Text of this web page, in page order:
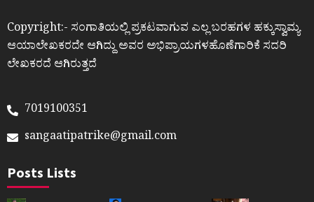
Copyright:- ಸಂಗಾತಿಯಲ್ಲಿ ಪ್ರಕಟವಾಗುವ ಎಲ್ಲ ಬರಹಗಳ ಹಕ್ಕುಸ್ವಾಮ್ಯ
ಆಯಾಲೇಖಕರದೇ ಆಗಿದ್ದು ಅವರ ಅಭಿಪ್ರಾಯಗಳಹೊಣೆಗಾರಿಕೆ ಸದರಿ
ಲೇಖಕರದೆ ಆಗಿರುತ್ತದೆ
7019100351
sangaatipatrike@gmail.com
Posts Lists